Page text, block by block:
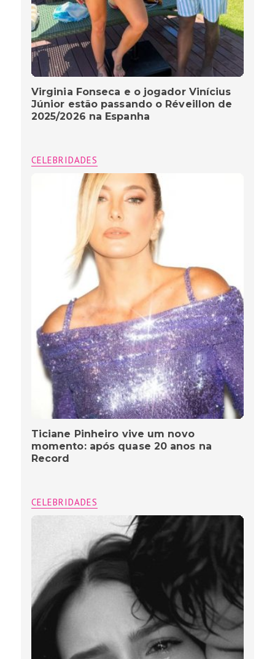
Virginia Fonseca e o jogador Vinícius
Júnior estão passando o Réveillon de
2025/2026 na Espanha
CELEBRIDADES
Ticiane Pinheiro vive um novo
momento: após quase 20 anos na
Record
CELEBRIDADES